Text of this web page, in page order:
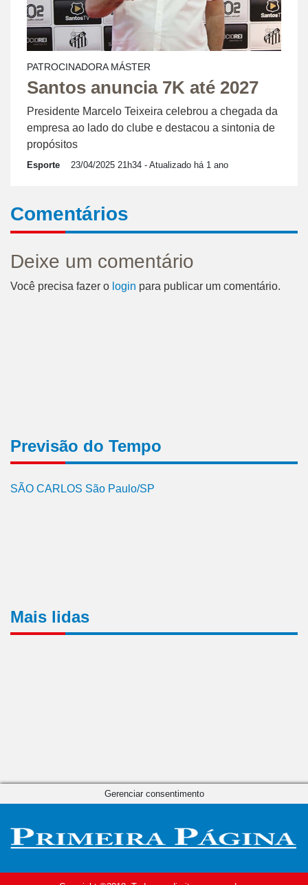
PATROCINADORA MÁSTER
Santos anuncia 7K até 2027
Presidente Marcelo Teixeira celebrou a chegada da
empresa ao lado do clube e destacou a sintonia de
propósitos
Esporte 23/04/2025 21h34 - Atualizado há 1 ano
Comentários
Deixe um comentário
Você precisa fazer o login para publicar um comentário.
Previsão do Tempo
SÃO CARLOS São Paulo/SP
Mais lidas
Gerenciar consentimento